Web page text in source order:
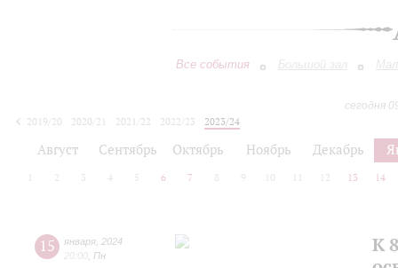
Все события Большой зал
сегодня
2019/20
2020/21 2021/22 2022/23
2023/24
Август Сентябрь Октябрь Ноябрь Декабрь
2 3 4 5 6 7 8 9 10 12 13 14
15 января 2024
20:00 Пн
К